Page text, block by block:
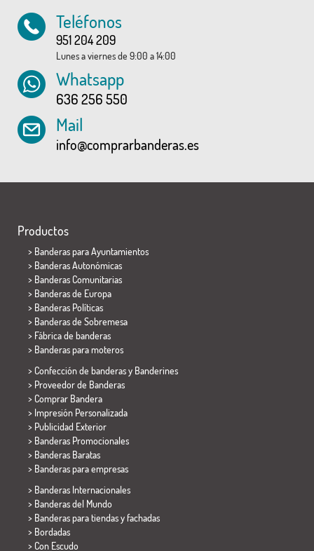
Teléfonos
951 204 209
Lunes a viernes de 9:00 a 14:00
Whatsapp
636 256 550
Mail
info@comprarbanderas.es
Productos
> Banderas para Ayuntamientos
> Banderas Autonómicas
> Banderas Comunitarias
> Banderas de Europa
> Banderas Políticas
> Banderas de Sobremesa
> Fábrica de banderas
> Banderas para moteros
> Confección de banderas y Banderines
> Proveedor de Banderas
> Comprar Bandera
> Impresión Personalizada
> Publicidad Exterior
> Banderas Promocionales
> Banderas Baratas
> Banderas para empresas
> Banderas Internacionales
> Banderas del Mundo
> Banderas para tiendas y fachadas
> Bordadas
> Con Escudo